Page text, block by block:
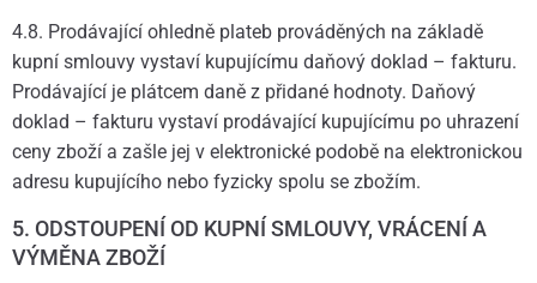
4.8. Prodávající ohledně plateb prováděných na základě
kupní smlouvy vystaví kupujícímu daňový doklad – fakturu.
Prodávající je plátcem daně z přidané hodnoty. Daňový
doklad – fakturu vystaví prodávající kupujícímu po uhrazení
ceny zboží a zašle jej v elektronické podobě na elektronickou
adresu kupujícího nebo fyzicky spolu se zbožím.
5. ODSTOUPENÍ OD KUPNÍ SMLOUVY, VRÁCENÍ A
VÝMĚNA ZBOŽÍ